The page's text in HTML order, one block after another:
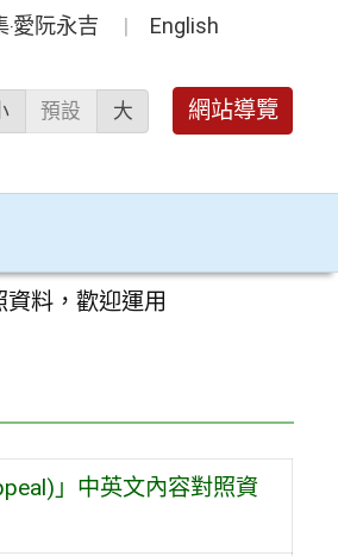
愛阮永吉 English
預設 大 網站導覽
料，歡迎運用
」中英文內容對照資